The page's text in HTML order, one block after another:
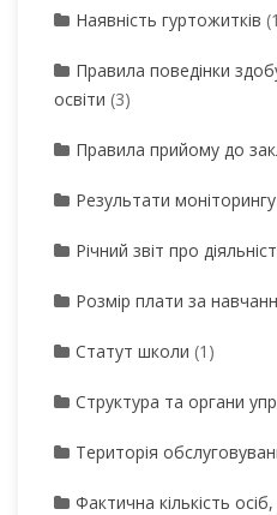
Наявність гуртожитків
Правила поведінки
освіти (3)
Правила прийому до
Результати моніторингу
Річний звіт про
Розмір плати за
Статут школи (1)
Структура та органи
Територія
Фактична кількість